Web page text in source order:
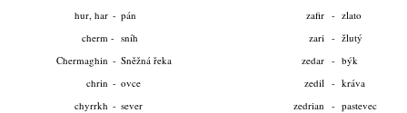
hur, har - pán zafir - zlato
cherm - sníh zari - žlutý
Chermaghin - Sněžná řeka zedar - býk
chrin - ovce zedil - kráva
chyrrkh - sever zedrian - pastevec